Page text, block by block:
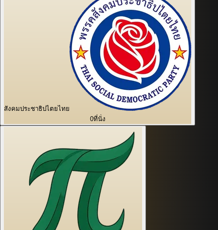
สังคมประชาธิปไตยไทย
0ที่นั่ง